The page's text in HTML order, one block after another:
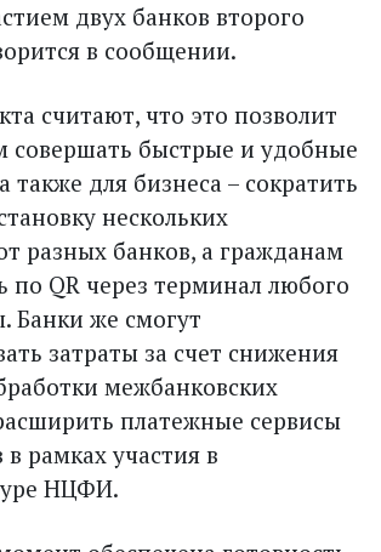
двух банков второго
в сообщении.
считают, что это позволит
совершать быстрые и удобные
также для бизнеса – сократить
нескольких
разных банков, а гражданам
по QR через терминал любого
Банки же смогут
затраты за счет снижения
межбанковских
платежные сервисы
рамках участия в
НЦФИ.